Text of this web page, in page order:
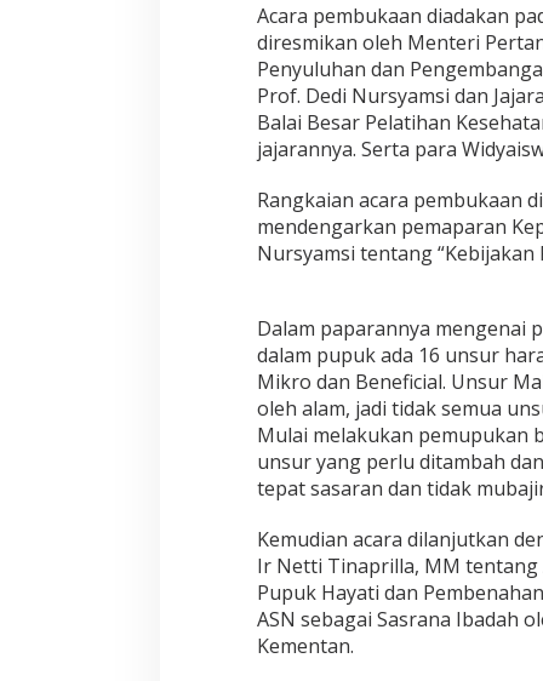
e
n
y
u
u
h
e
r
t
a
a
n
e
n
g
a
n
T
m
a
S
o
l
u
Acara pembukaan diadakan
diresmikan oleh Menteri
Penyuluhan dan
Prof. Dedi Nursyamsi dan
Balai Besar Pelatihan
jajarannya. Serta para
Rangkaian acara pembukaan
mendengarkan pemaparan
Nursyamsi tentang “Kebijakan
Dalam paparannya mengenai
dalam pupuk ada 16 unsur
Mikro dan Beneficial. Unsur
oleh alam, jadi tidak semua
Mulai melakukan pemupukan
unsur yang perlu ditambah
tepat sasaran dan tidak
Kemudian acara dilanjutkan
Ir Netti Tinaprilla, MM tentang
Pupuk Hayati dan
ASN sebagai Sasrana Ibadah
Kementan.